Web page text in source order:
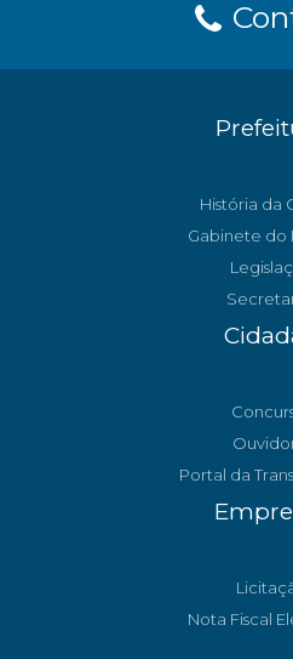
História da
Gabinete do
Portal da
Nota Fiscal